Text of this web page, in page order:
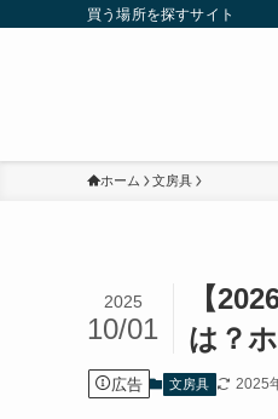
買う場所を探すサイト
ホーム 文房具
【
は？
2025
10/01
広告 文房具 2025